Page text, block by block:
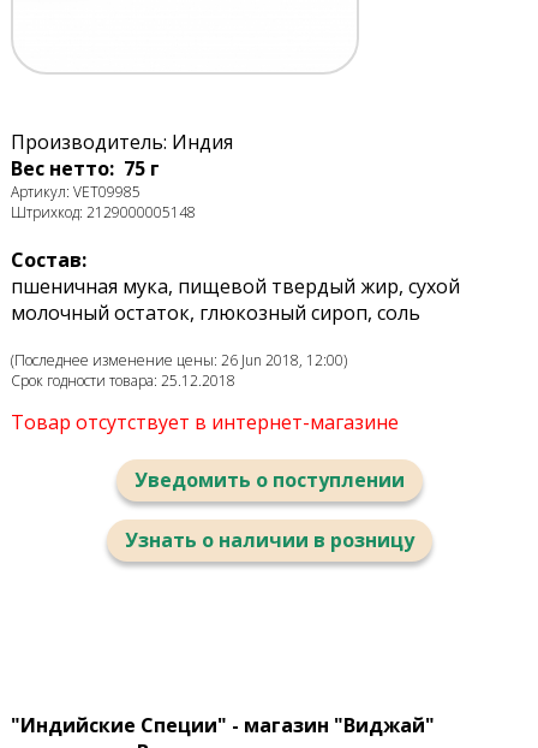
Производитель: Индия
Вес нетто: 75 г
Артикул: VET09985
Штрихкод: 2129000005148
Состав:
пшеничная мука, пищевой твердый жир, сухой
молочный остаток, глюкозный сироп, соль
(Последнее изменение цены: 26 Jun 2018, 12:00)
Срок годности товара: 25.12.2018
Товар отсутствует в интернет-магазине
Уведомить о поступлении
Узнать о наличии в розницу
"Индийские Специи" - магазин "Виджай"